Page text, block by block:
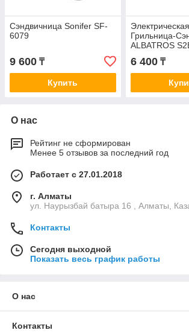
Сэндвичница Sonifer SF-
6079
9 600 ₸
Купить
Электрическая
Грильница-
ALBATROS
6 400₸
О нас
Рейтинг не сформирован
Менее 5 отзывов за последний год
Работает с 27.01.2018
г. Алматы
ул. Наурызбай батыра 16 , Алматы,
Контакты
Сегодня выходной
Показать весь график работы
О нас
Контакты